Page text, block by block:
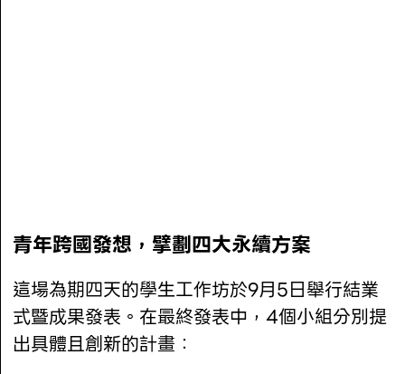
青年跨國發想，擘劃四大永續方案
這場為期四天的學生工作坊於9月5日舉行結業
式暨成果發表。在最終發表中，4個小組分別提
出具體且創新的計畫：